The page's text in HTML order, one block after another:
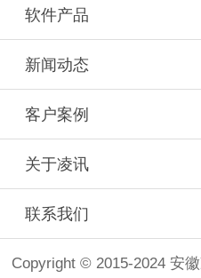
软件产品
新闻动态
客户案例
关于凌讯
联系我们
Copyright © 2015-2024 安